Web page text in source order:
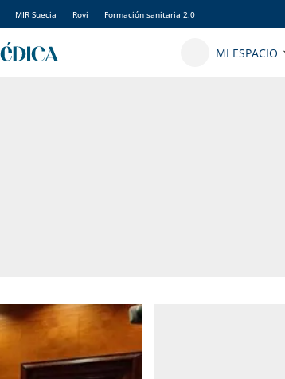
MIR Suecia Rovi Formación sanitaria 2.0